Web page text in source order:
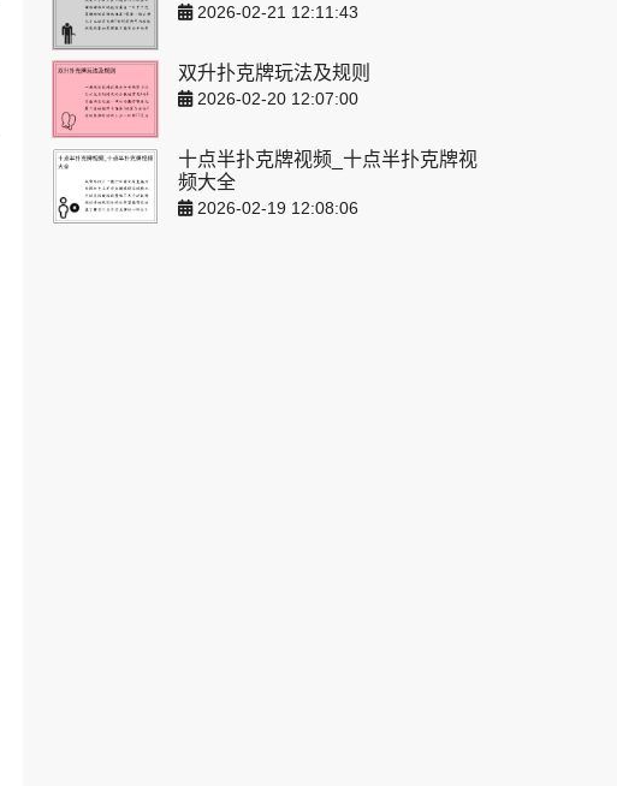
2026-02-21 12:11:43
双升扑克牌玩法及规则
2026-02-20 12:07:00
十点半扑克牌视频_十点半扑克牌视
频大全
2026-02-19 12:08:06